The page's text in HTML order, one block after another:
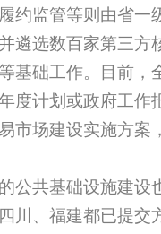
约监管等则由省一
遴选数百家第三方
基础工作。目前，
度计划或政府工作
市场建设实施方案
公共基础设施建设
川、福建都已提交